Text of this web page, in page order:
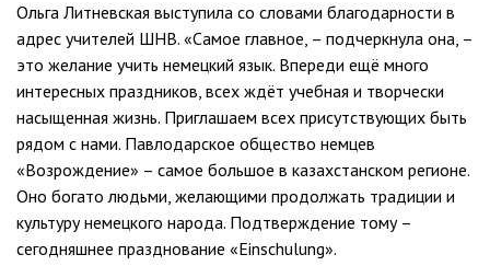
Ольга Литневская выступила со словами благодарности в
адрес учителей ШНВ. «Самое главное, – подчеркнула она, –
это желание учить немецкий язык. Впереди ещё много
интересных праздников, всех ждёт учебная и творчески
насыщенная жизнь. Приглашаем всех присутствующих быть
рядом с нами. Павлодарское общество немцев
«Возрождение» – самое большое в казахстанском регионе.
Оно богато людьми, желающими продолжать традиции и
культуру немецкого народа. Подтверждение тому –
сегодняшнее празднование «Einschulung».